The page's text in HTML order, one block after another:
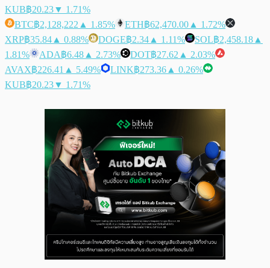
KUB฿20.23▼ 1.71%
BTC฿2,128,222 ▲ 1.85% ETH฿62,470.00 ▲ 1.72%
XRP฿35.84 ▲ 0.88% DOGE฿2.34 ▲ 1.11% SOL฿2,458.18 ▲
1.81%
ADA฿6.48 ▲ 2.73% DOT฿27.62 ▲ 2.03%
AVAX฿226.41 ▲ 5.49% LINK฿273.36 ▲ 0.26%
KUB฿20.23▼ 1.71%